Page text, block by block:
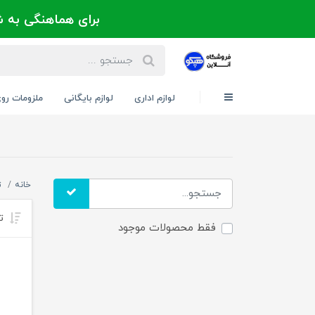
برای هماهنگی به شماره 021-88300171 یا
لوازم اداری لوازم بایگانی ملزومات
فقط محصولات موجود
خانه